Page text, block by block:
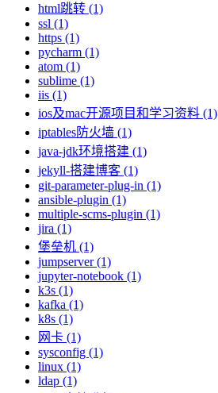
html跳转 (1)
ssl (1)
https (1)
pycharm (1)
atom (1)
sublime (1)
iis (1)
ios及mac开源项目和学习资料 (1)
iptables防火墙 (1)
java-jdk环境搭建 (1)
jekyll-搭建博客 (1)
git-parameter-plug-in (1)
ansible-plugin (1)
multiple-scms-plugin (1)
jira (1)
堡垒机 (1)
jumpserver (1)
jupyter-notebook (1)
k3s (1)
kafka (1)
k8s (1)
网卡 (1)
sysconfig (1)
linux (1)
ldap (1)